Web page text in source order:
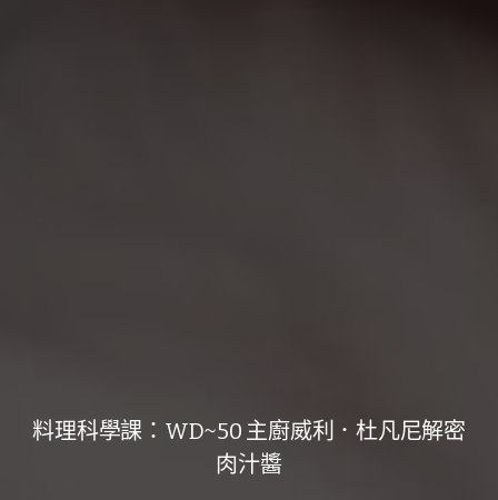
料理科學課：WD~50 主廚威利．杜凡尼解密
肉汁醬